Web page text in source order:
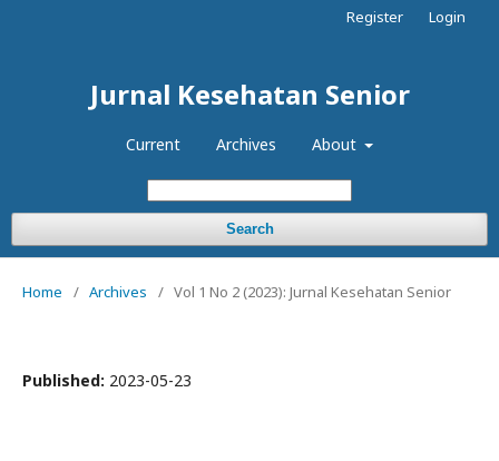
Jurnal Kesehatan Senior
Current Archives About
Search
Register Login
Home / Archives / Vol 1 No 2 (2023): Jurnal Kesehatan Senior
Published: 2023-05-23